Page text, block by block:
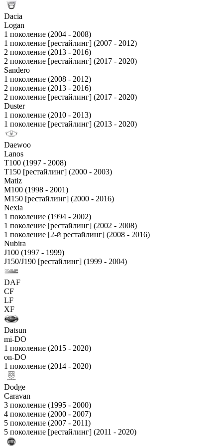
Dacia
Logan
1 поколение (2004 - 2008)
1 поколение [рестайлинг] (2007 - 2012)
2 поколение (2013 - 2016)
2 поколение [рестайлинг] (2017 - 2020)
Sandero
1 поколение (2008 - 2012)
2 поколение (2013 - 2016)
2 поколение [рестайлинг] (2017 - 2020)
Duster
1 поколение (2010 - 2013)
1 поколение [рестайлинг] (2013 - 2020)
Daewoo
Lanos
T100 (1997 - 2008)
T150 [рестайлинг] (2000 - 2003)
Matiz
M100 (1998 - 2001)
M150 [рестайлинг] (2000 - 2016)
Nexia
1 поколение (1994 - 2002)
1 поколение [рестайлинг] (2002 - 2008)
1 поколение [2-й рестайлинг] (2008 - 2016)
Nubira
J100 (1997 - 1999)
J150/J190 [рестайлинг] (1999 - 2004)
DAF
CF
LF
XF
Datsun
mi-DO
1 поколение (2015 - 2020)
on-DO
1 поколение (2014 - 2020)
Dodge
Caravan
3 поколение (1995 - 2000)
4 поколение (2000 - 2007)
5 поколение (2007 - 2011)
5 поколение [рестайлинг] (2011 - 2020)